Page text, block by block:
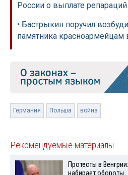
России о выплате репараций
• Бастрыкин поручил
памятника
Германия Польша война
Рекомендуемые материалы
Протесты в
набирает обороты